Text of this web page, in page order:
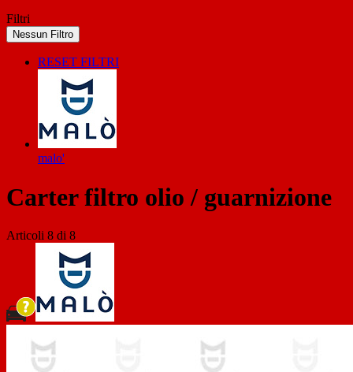
Filtri
Nessun Filtro
RESET FILTRI
malo'
Carter filtro olio / guarnizione
Articoli 8 di 8